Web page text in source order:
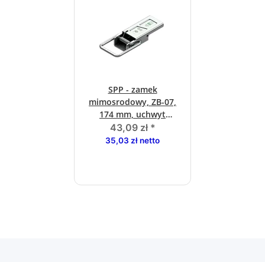
SPP - zamek
mimosrodowy, ZB-07,
174 mm, uchwyt
okragly, ocynk
43,09 zł *
35,03 zł netto